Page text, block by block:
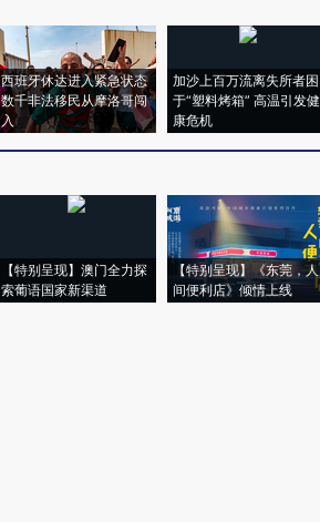
西班牙休达进入紧急状态
数千非法移民从摩洛哥闯
入
加沙上百万流离失所者困
于“塑料烤箱” 高温引发健
康危机
【特别呈现】澳门全力探
索葡语国家新渠道
【特别呈现】《东莞，人
间便利店》倾情上线